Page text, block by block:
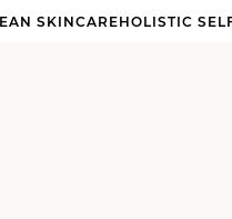
SKINCAREHOLISTIC